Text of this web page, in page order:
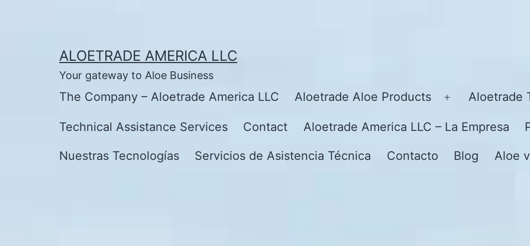
ALOETRADE AMERICA LLC
Your gateway to Aloe Business
The Company – Aloetrade America LLC Aloetrade Aloe Products
Open
menu
Aloetrade
Technical Assistance Services Contact Aloetrade America LLC – La Empresa
Nuestras Tecnologías Servicios de Asistencia Técnica Contacto Blog Aloe